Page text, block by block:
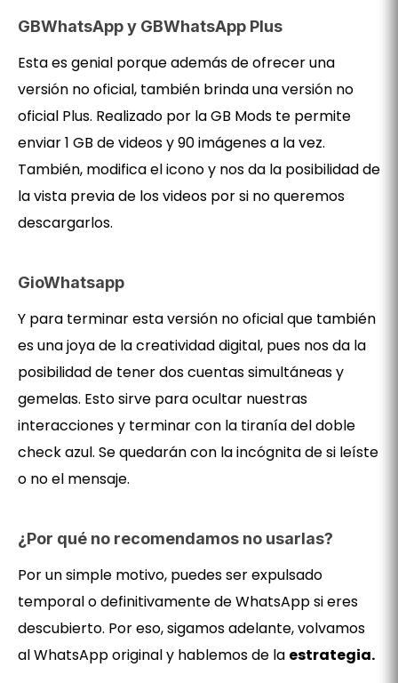
GBWhatsApp y GBWhatsApp Plus
Esta es genial porque además de ofrecer una
versión no oficial, también brinda una versión no
oficial Plus. Realizado por la GB Mods te permite
enviar 1 GB de videos y 90 imágenes a la vez.
También, modifica el icono y nos da la posibilidad de
la vista previa de los videos por si no queremos
descargarlos.
GioWhatsapp
Y para terminar esta versión no oficial que también
es una joya de la creatividad digital, pues nos da la
posibilidad de tener dos cuentas simultáneas y
gemelas. Esto sirve para ocultar nuestras
interacciones y terminar con la tiranía del doble
check azul. Se quedarán con la incógnita de si leíste
o no el mensaje.
¿Por qué no recomendamos no usarlas?
Por un simple motivo, puedes ser expulsado
temporal o definitivamente de WhatsApp si eres
descubierto. Por eso, sigamos adelante, volvamos
al WhatsApp original y hablemos de la estrategia.